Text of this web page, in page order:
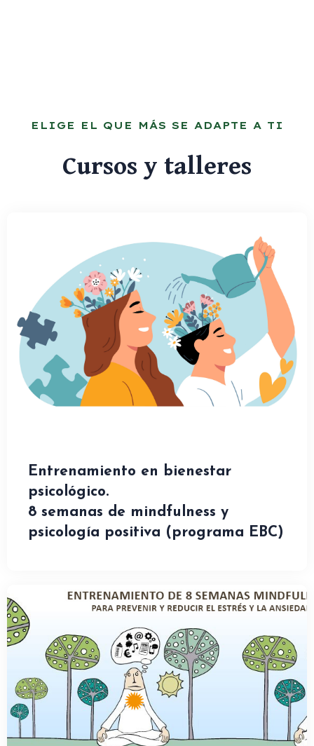
ELIGE EL QUE MÁS SE ADAPTE A TI
Cursos y talleres
Entrenamiento en bienestar
psicológico.
8 semanas de mindfulness y
psicología positiva (programa EBC)